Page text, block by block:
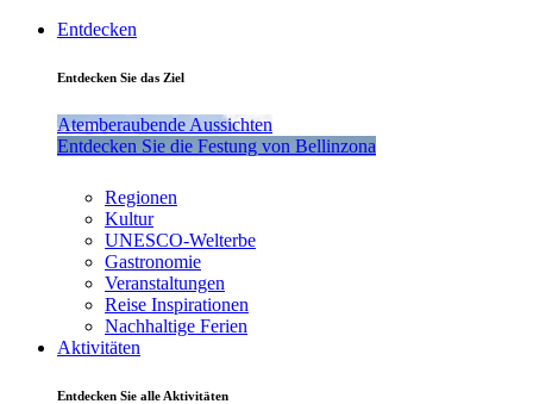
Entdecken
Entdecken Sie das Ziel
Atemberaubende Aussichten
Entdecken Sie die Festung von Bellinzona
Regionen
Kultur
UNESCO-Welterbe
Gastronomie
Veranstaltungen
Reise Inspirationen
Nachhaltige Ferien
Aktivitäten
Entdecken Sie alle Aktivitäten